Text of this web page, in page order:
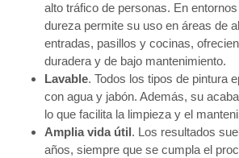
alto tráfico de personas. En
dureza permite su uso en áreas de
entradas, pasillos y cocinas,
duradera y de bajo mantenimiento.
Lavable. Todos los tipos de pintura
con agua y jabón. Además, su
lo que facilita la limpieza y el
Amplia vida útil. Los resultados
años, siempre que se cumpla el